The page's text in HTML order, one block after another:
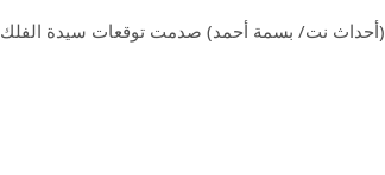
الجمعة ، 12 ابريل 2024 الساعة 06:00 (أحداث نت/ بسمة أحمد) صدمت توقعات سيدة الفلك